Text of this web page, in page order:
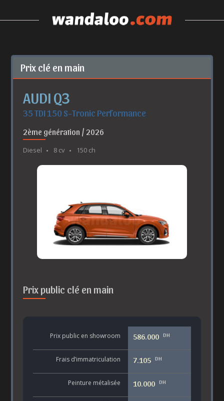
Prix clé en main
AUDI Q3
35 TDI 150 S-Tronic Performance
2ème génération / 2026
Diesel 8 cv 150 ch
Prix public clé en main
Prix public en showroom 586.000 DH
Frais d’immatriculation 7.105 DH
Peinture métalisée 10.000 DH